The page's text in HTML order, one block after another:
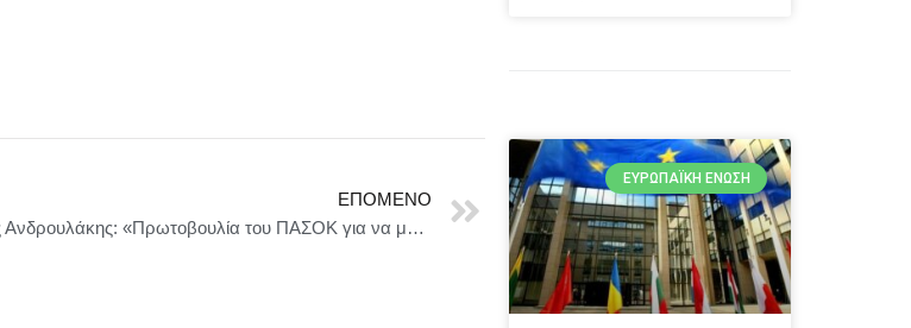
ΕΠΌΜΕΝΟ
Νίκος Ανδρουλάκης: «Πρωτοβουλία του ΠΑΣΟΚ για να μην πληρώνουν με “καπέλο” οι Έλληνες καταναλωτές το ίδιο προϊόν σε σχέση με άλλες ευρωπαϊκές χώρες»
ΕΥΡΩΠΑΪΚΉ ΈΝΩΣΗ